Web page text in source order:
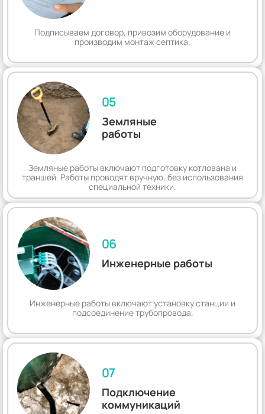
Подписываем договор, привозим оборудование и
производим монтаж септика.
05
Земляные
работы
Земляные работы включают подготовку котлована и
траншей. Работы проводят вручную, без использования
специальной техники.
06
Инженерные работы
Инженерные работы включают установку станции и
подсоединение трубопровода.
07
Подключение
коммуникаций